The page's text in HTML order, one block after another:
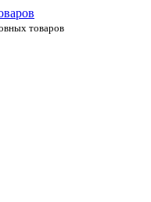
товаров